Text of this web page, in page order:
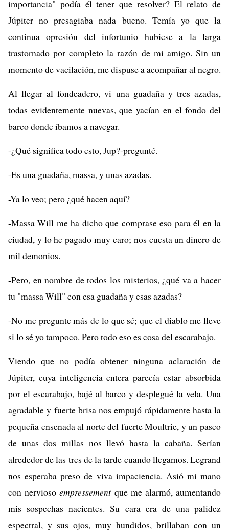
importancia" podía él tener que resolver? El relato de
Júpiter no presagiaba nada bueno. Temía yo que la
continua opresión del infortunio hubiese a la larga
trastornado por completo la razón de mi amigo. Sin un
momento de vacilación, me dispuse a acompañar al negro.
Al llegar al fondeadero, vi una guadaña y tres azadas,
todas evidentemente nuevas, que yacían en el fondo del
barco donde íbamos a navegar.
-¿Qué significa todo esto, Jup?-pregunté.
-Es una guadaña, massa, y unas azadas.
-Ya lo veo; pero ¿qué hacen aquí?
-Massa Will me ha dicho que comprase eso para él en la
ciudad, y lo he pagado muy caro; nos cuesta un dinero de
mil demonios.
-Pero, en nombre de todos los misterios, ¿qué va a hacer
tu "massa Will" con esa guadaña y esas azadas?
-No me pregunte más de lo que sé; que el diablo me lleve
si lo sé yo tampoco. Pero todo eso es cosa del escarabajo.
Viendo que no podía obtener ninguna aclaración de
Júpiter, cuya inteligencia entera parecía estar absorbida
por el escarabajo, bajé al barco y desplegué la vela. Una
agradable y fuerte brisa nos empujó rápidamente hasta la
pequeña ensenada al norte del fuerte Moultrie, y un paseo
de unas dos millas nos llevó hasta la cabaña. Serían
alrededor de las tres de la tarde cuando llegamos. Legrand
nos esperaba preso de viva impaciencia. Asió mi mano
con nerviosoempressement que me alarmó, aumentando
mis sospechas nacientes. Su cara era de una palidez
espectral, y sus ojos, muy hundidos, brillaban con un